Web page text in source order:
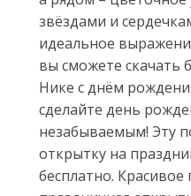
звёздами и
идеальное
вы сможете скачать
Нике с днём
сделайте день
незабываемым! Эту
открытку на
бесплатно.